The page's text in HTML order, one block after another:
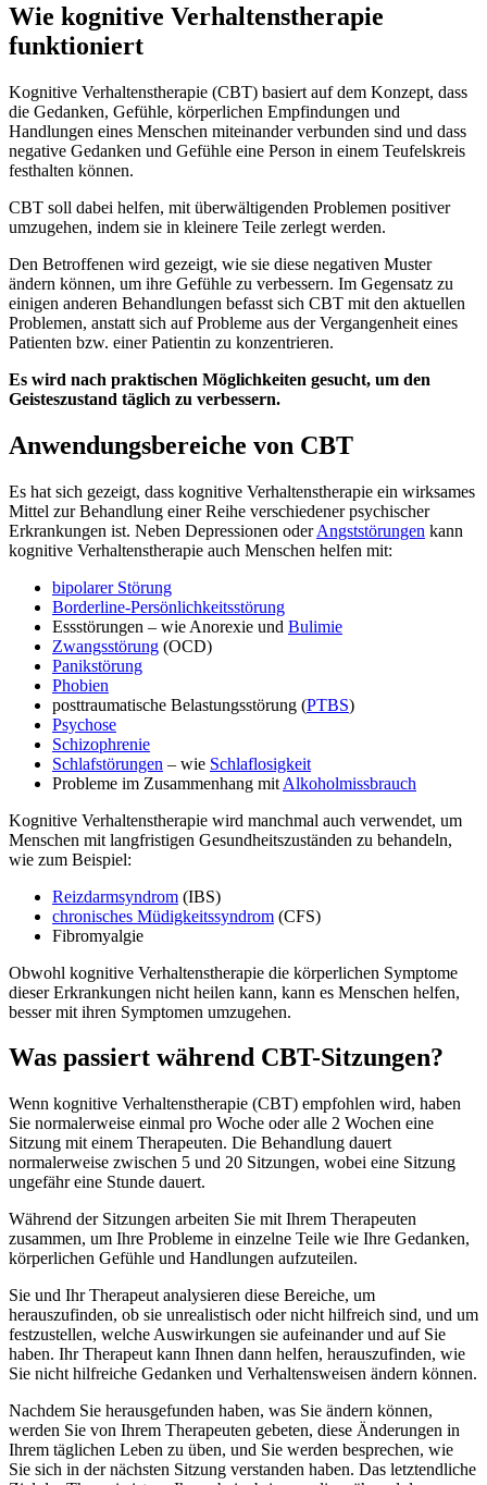
Wie kognitive Verhaltenstherapie
funktioniert
Kognitive Verhaltenstherapie (CBT) basiert auf dem Konzept, dass
die Gedanken, Gefühle, körperlichen Empfindungen und
Handlungen eines Menschen miteinander verbunden sind und dass
negative Gedanken und Gefühle eine Person in einem Teufelskreis
festhalten können.
CBT soll dabei helfen, mit überwältigenden Problemen positiver
umzugehen, indem sie in kleinere Teile zerlegt werden.
Den Betroffenen wird gezeigt, wie sie diese negativen Muster
ändern können, um ihre Gefühle zu verbessern. Im Gegensatz zu
einigen anderen Behandlungen befasst sich CBT mit den aktuellen
Problemen, anstatt sich auf Probleme aus der Vergangenheit eines
Patienten bzw. einer Patientin zu konzentrieren.
Es wird nach praktischen Möglichkeiten gesucht, um den
Geisteszustand täglich zu verbessern.
Anwendungsbereiche von CBT
Es hat sich gezeigt, dass kognitive Verhaltenstherapie ein wirksames
Mittel zur Behandlung einer Reihe verschiedener psychischer
Erkrankungen ist. Neben Depressionen oderAngststörungen kann
kognitive Verhaltenstherapie auch Menschen helfen mit:
bipolarer Störung
Borderline-Persönlichkeitsstörung
Essstörungen – wie Anorexie und Bulimie
Zwangsstörung (OCD)
Panikstörung
Phobien
posttraumatische Belastungsstörung (PTBS)
Psychose
Schizophrenie
Schlafstörungen – wie Schlaflosigkeit
Probleme im Zusammenhang mit Alkoholmissbrauch
Kognitive Verhaltenstherapie wird manchmal auch verwendet, um
Menschen mit langfristigen Gesundheitszuständen zu behandeln,
wie zum Beispiel:
Reizdarmsyndrom (IBS)
chronisches Müdigkeitssyndrom (CFS)
Fibromyalgie
Obwohl kognitive Verhaltenstherapie die körperlichen Symptome
dieser Erkrankungen nicht heilen kann, kann es Menschen helfen,
besser mit ihren Symptomen umzugehen.
Was passiert während CBT-Sitzungen?
Wenn kognitive Verhaltenstherapie (CBT) empfohlen wird, haben
Sie normalerweise einmal pro Woche oder alle 2 Wochen eine
Sitzung mit einem Therapeuten. Die Behandlung dauert
normalerweise zwischen 5 und 20 Sitzungen, wobei eine Sitzung
ungefähr eine Stunde dauert.
Während der Sitzungen arbeiten Sie mit Ihrem Therapeuten
zusammen, um Ihre Probleme in einzelne Teile wie Ihre Gedanken,
körperlichen Gefühle und Handlungen aufzuteilen.
Sie und Ihr Therapeut analysieren diese Bereiche, um
herauszufinden, ob sie unrealistisch oder nicht hilfreich sind, und um
festzustellen, welche Auswirkungen sie aufeinander und auf Sie
haben. Ihr Therapeut kann Ihnen dann helfen, herauszufinden, wie
Sie nicht hilfreiche Gedanken und Verhaltensweisen ändern können.
Nachdem Sie herausgefunden haben, was Sie ändern können,
werden Sie von Ihrem Therapeuten gebeten, diese Änderungen in
Ihrem täglichen Leben zu üben, und Sie werden besprechen, wie
Sie sich in der nächsten Sitzung verstanden haben. Das letztendliche